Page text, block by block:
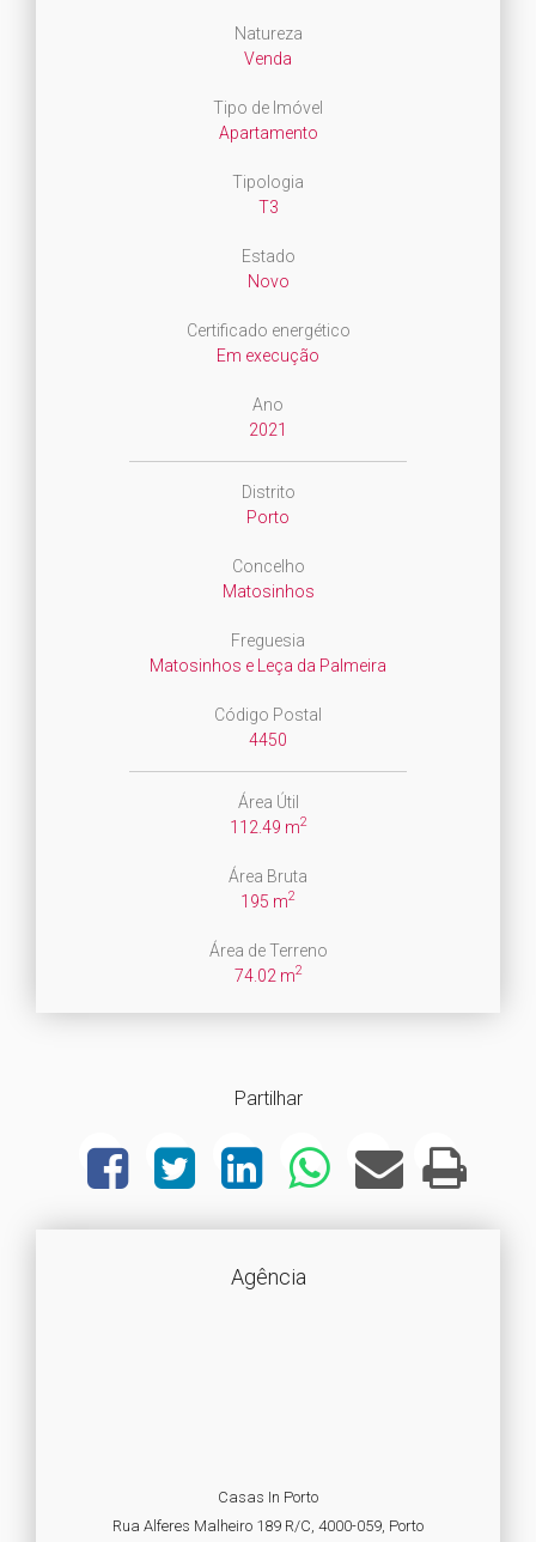
Natureza
Venda
Tipo de Imóvel
Apartamento
Tipologia
T3
Estado
Novo
Certificado energético
Em execução
Ano
2021
Distrito
Porto
Concelho
Matosinhos
Freguesia
Matosinhos e Leça da Palmeira
Código Postal
4450
Área Útil
112.49 m2
Área Bruta
195 m2
Área de Terreno
74.02 m2
Partilhar
Agência
Casas In Porto
Rua Alferes Malheiro 189 R/C, 4000-059, Porto